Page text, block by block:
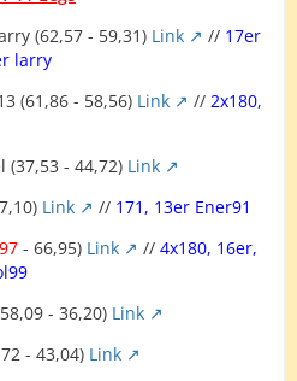
(62,57 - 59,31) Link // 17er
larry
(61,86 - 58,56) Link // 2x180,
(37,53 - 44,72) Link
Link // 171, 13er Ener91
- 66,95) Link // 4x180, 16er,
- 36,20) Link
- 43,04) Link